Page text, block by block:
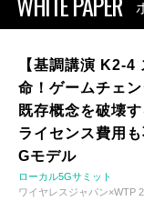
【基調講演 K2-4
命！ゲームチェ
既存概念を破壊
ライセンス費用
Gモデル
ローカル5Gサミット
ワイヤレスジャパン×WTP